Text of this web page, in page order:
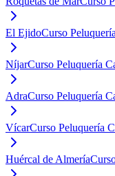
El EjidoCurso
NíjarCurso Peluquería
AdraCurso Peluquería
VícarCurso Peluquería
Huércal de Almería